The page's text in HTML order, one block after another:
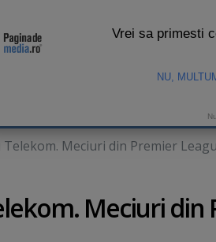
Meciuri din Premier
Meciuri din
Vrei sa primesti
NU,